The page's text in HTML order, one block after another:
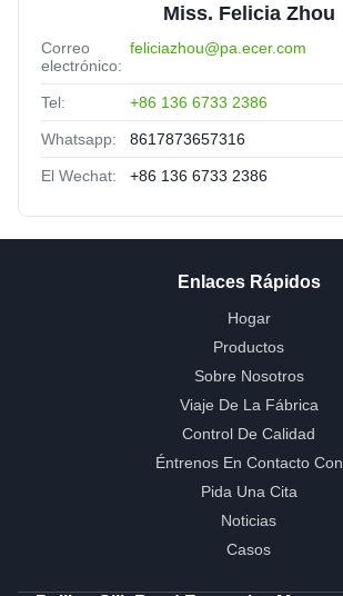
Miss. Felicia Zhou
Correo
electrónico:
feliciazhou@pa.ecer.com
Tel: +86 136 6733 2386
Whatsapp: 8617873657316
El Wechat: +86 136 6733 2386
Enlaces Rápidos
Hogar
Productos
Sobre Nosotros
Viaje De La Fábrica
Control De Calidad
Éntrenos En Contacto Con
Pida Una Cita
Noticias
Casos